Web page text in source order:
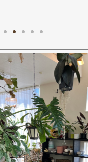
CONTACT
RECRUIT
PRIVACY POLICY